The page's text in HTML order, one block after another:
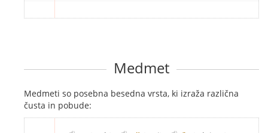
Medmet
Medmeti so posebna besedna vrsta, ki izraža različna
čusta in pobude: